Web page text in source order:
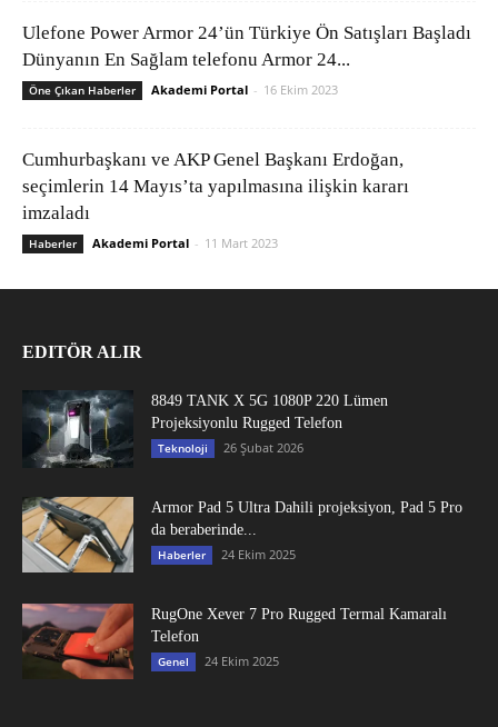
Ulefone Power Armor 24’ün Türkiye Ön Satışları Başladı
Dünyanın En Sağlam telefonu Armor 24...
Öne Çıkan Haberler Akademi Portal - 16 Ekim 2023
Cumhurbaşkanı ve AKP Genel Başkanı Erdoğan,
seçimlerin 14 Mayıs’ta yapılmasına ilişkin kararı
imzaladı
Haberler Akademi Portal - 11 Mart 2023
EDITÖR ALIR
8849 TANK X 5G 1080P 220 Lümen
Projeksiyonlu Rugged Telefon
Teknoloji 26 Şubat 2026
Armor Pad 5 Ultra Dahili projeksiyon, Pad 5 Pro
da beraberinde...
Haberler 24 Ekim 2025
RugOne Xever 7 Pro Rugged Termal Kamaralı
Telefon
Genel 24 Ekim 2025